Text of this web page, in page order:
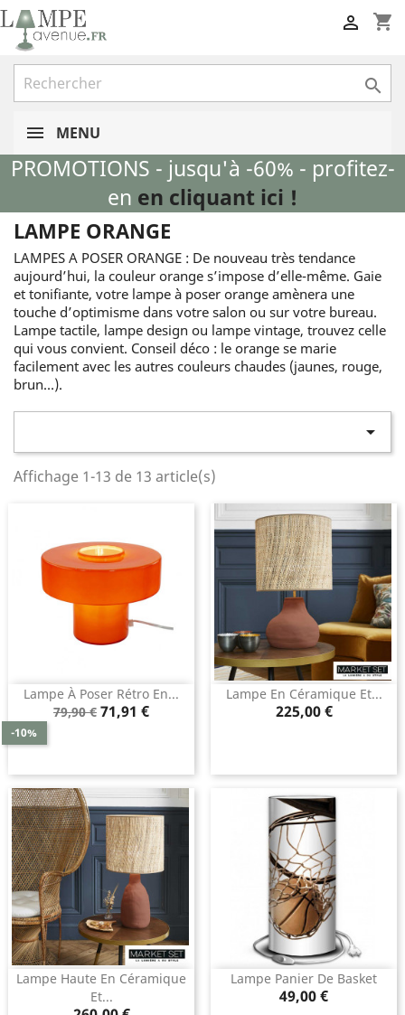
shopping_cart


MENU
PROMOTIONS - jusqu'à -60% - profitez-
en en cliquant ici !
LAMPE ORANGE
LAMPES A POSER ORANGE : De nouveau très tendance
aujourd’hui, la couleur orange s’impose d’elle-même. Gaie
et tonifiante, votre lampe à poser orange amènera une
touche d’optimisme dans votre salon ou sur votre bureau.
Lampe tactile, lampe design ou lampe vintage, trouvez celle
qui vous convient. Conseil déco : le orange se marie
facilement avec les autres couleurs chaudes (jaunes, rouge,
brun…).

Affichage 1-13 de 13 article(s)
Lampe À Poser Rétro En...
Prix
79,90 €
-10%
Prix
71,91 €
Lampe En Céramique Et...
Prix
225,00 €
Lampe Haute En Céramique
Et...
Lampe Panier De Basket
Prix
49,00 €